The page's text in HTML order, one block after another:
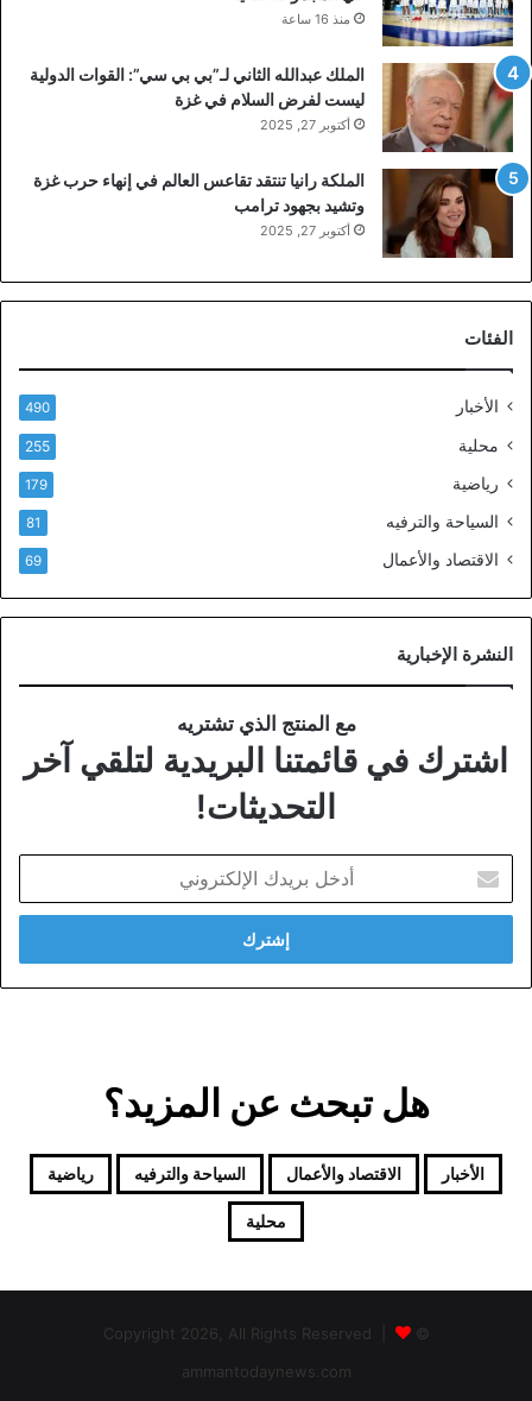
منذ 16 ساعة
الملك عبدالله الثاني لـ”بي بي سي”: القوات الدولية
ليست لفرض السلام في غزة
أكتوبر 27, 2025
الملكة رانيا تنتقد تقاعس العالم في إنهاء حرب غزة
وتشيد بجهود ترامب
أكتوبر 27, 2025
الفئات
الأخبار 490
محلية 255
رياضية 179
السياحة والترفيه 81
الاقتصاد والأعمال 69
النشرة الإخبارية
مع المنتج الذي تشتريه
اشترك في قائمتنا البريدية لتلقي آخر
التحديثات!
بريدك
الإلكتروني
هل تبحث عن المزيد؟
الأخبار الاقتصاد والأعمال السياحة والترفيه رياضية
محلية
© Copyright 2026, All Rights Reserved |
ammantodaynews.com